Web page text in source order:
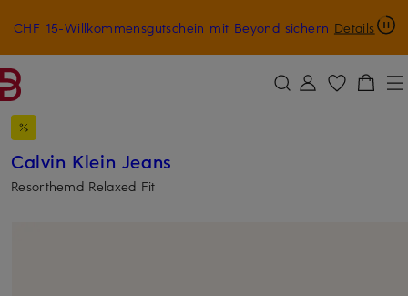
ZUM HAUPTINHALT ÜBERSPRINGEN ZUM SUCHFELD ÜBERSPRINGEN
CHF 15-Willkommensgutschein mit Beyond sichern Details
Calvin Klein Jeans
Resorthemd Relaxed Fit